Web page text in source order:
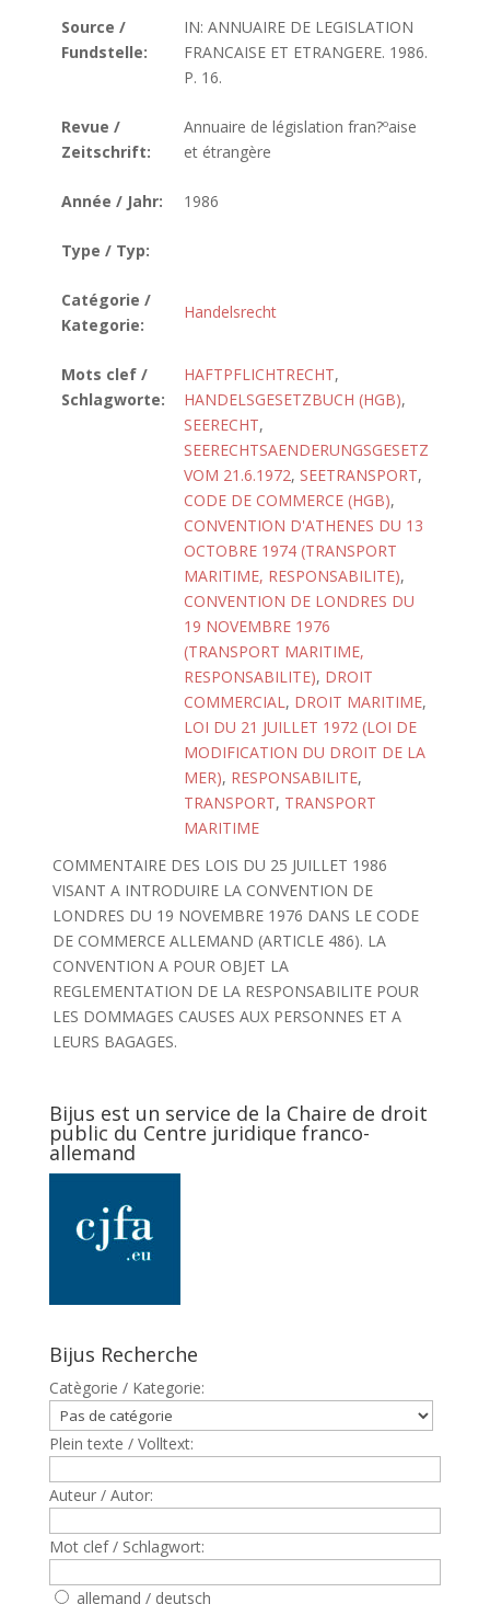
Source /
Fundstelle:
IN: ANNUAIRE DE LEGISLATION
FRANCAISE ET ETRANGERE. 1986.
P. 16.
Revue /
Zeitschrift:
Annuaire de législation fran?ºaise
et étrangère
Année / Jahr: 1986
Type / Typ:
Catégorie /
Kategorie:
Handelsrecht
Mots clef /
Schlagworte:
HAFTPFLICHTRECHT,
HANDELSGESETZBUCH (HGB),
SEERECHT,
SEERECHTSAENDERUNGSGESETZ
VOM 21.6.1972, SEETRANSPORT,
CODE DE COMMERCE (HGB),
CONVENTION D'ATHENES DU 13
OCTOBRE 1974 (TRANSPORT
MARITIME, RESPONSABILITE),
CONVENTION DE LONDRES DU
19 NOVEMBRE 1976
(TRANSPORT MARITIME,
RESPONSABILITE), DROIT
COMMERCIAL, DROIT MARITIME,
LOI DU 21 JUILLET 1972 (LOI DE
MODIFICATION DU DROIT DE LA
MER), RESPONSABILITE,
TRANSPORT, TRANSPORT
MARITIME
COMMENTAIRE DES LOIS DU 25 JUILLET 1986
VISANT A INTRODUIRE LA CONVENTION DE
LONDRES DU 19 NOVEMBRE 1976 DANS LE CODE
DE COMMERCE ALLEMAND (ARTICLE 486). LA
CONVENTION A POUR OBJET LA
REGLEMENTATION DE LA RESPONSABILITE POUR
LES DOMMAGES CAUSES AUX PERSONNES ET A
LEURS BAGAGES.
Bijus est un service de la Chaire de droit
public du Centre juridique franco-
allemand
Bijus Recherche
Catègorie / Kategorie:
Plein texte / Volltext:
Auteur / Autor:
Mot clef / Schlagwort:
allemand / deutsch